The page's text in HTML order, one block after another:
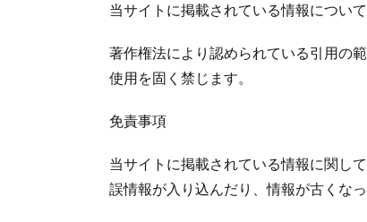
当サイトに掲載されている情報につい
著作権法により認められている引用の
使用を固く禁じます。
免責事項
当サイトに掲載されている情報に関し
誤情報が入り込んだり、情報が古くな